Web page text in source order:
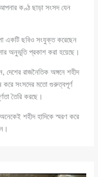
কণ্ঠ ছাড়া সংসদ যেন
একটি ছবিও সংযুক্ত করেছেন
অনুভূতি প্রকাশ করা হয়েছে।
দেশের রাজনৈতিক অঙ্গনে শহীদ
করে সংসদের মতো গুরুত্বপূর্ণ
তৈরি করছে।
শহীদ হাদিকে স্মরণ করে